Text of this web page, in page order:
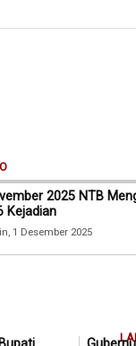
2025 NTB
Kejadian
1 Desember 2025